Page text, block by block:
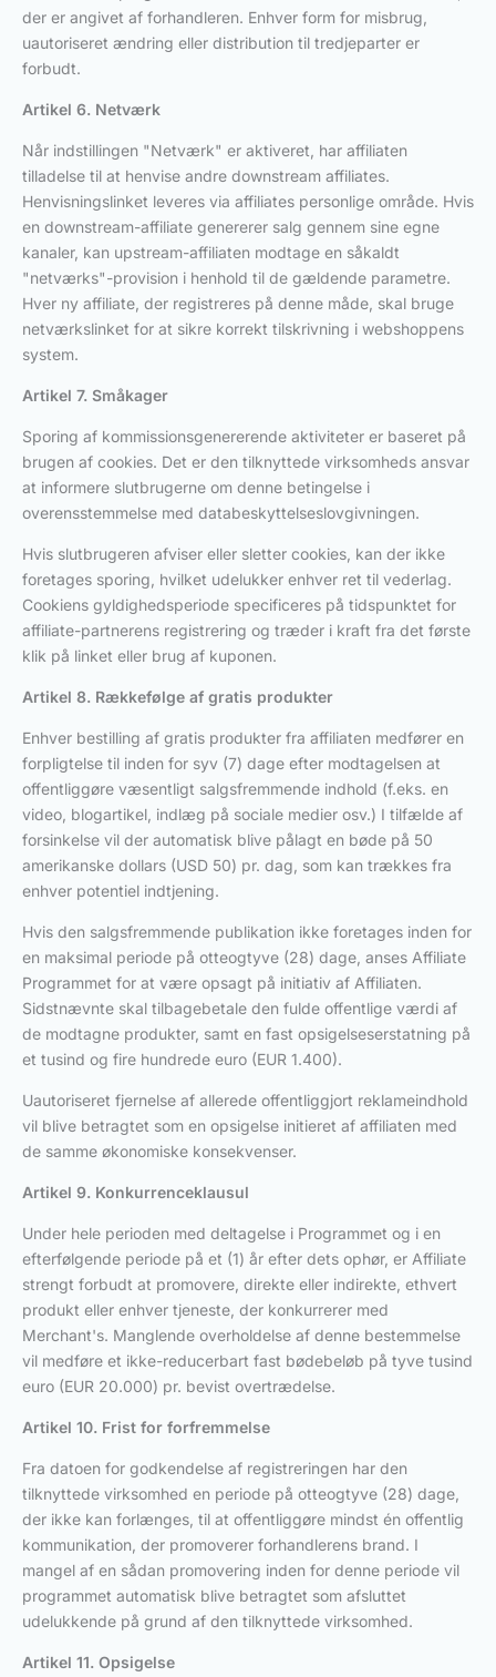
der er angivet af forhandleren. Enhver form for misbrug,
uautoriseret ændring eller distribution til tredjeparter er
forbudt.
Artikel 6. Netværk
Når indstillingen "Netværk" er aktiveret, har affiliaten
tilladelse til at henvise andre downstream affiliates.
Henvisningslinket leveres via affiliates personlige område. Hvis
en downstream-affiliate genererer salg gennem sine egne
kanaler, kan upstream-affiliaten modtage en såkaldt
"netværks"-provision i henhold til de gældende parametre.
Hver ny affiliate, der registreres på denne måde, skal bruge
netværkslinket for at sikre korrekt tilskrivning i webshoppens
system.
Artikel 7. Småkager
Sporing af kommissionsgenererende aktiviteter er baseret på
brugen af cookies. Det er den tilknyttede virksomheds ansvar
at informere slutbrugerne om denne betingelse i
overensstemmelse med databeskyttelseslovgivningen.
Hvis slutbrugeren afviser eller sletter cookies, kan der ikke
foretages sporing, hvilket udelukker enhver ret til vederlag.
Cookiens gyldighedsperiode specificeres på tidspunktet for
affiliate-partnerens registrering og træder i kraft fra det første
klik på linket eller brug af kuponen.
Artikel 8. Rækkefølge af gratis produkter
Enhver bestilling af gratis produkter fra affiliaten medfører en
forpligtelse til inden for syv (7) dage efter modtagelsen at
offentliggøre væsentligt salgsfremmende indhold (f.eks. en
video, blogartikel, indlæg på sociale medier osv.) I tilfælde af
forsinkelse vil der automatisk blive pålagt en bøde på 50
amerikanske dollars (USD 50) pr. dag, som kan trækkes fra
enhver potentiel indtjening.
Hvis den salgsfremmende publikation ikke foretages inden for
en maksimal periode på otteogtyve (28) dage, anses Affiliate
Programmet for at være opsagt på initiativ af Affiliaten.
Sidstnævnte skal tilbagebetale den fulde offentlige værdi af
de modtagne produkter, samt en fast opsigelseserstatning på
et tusind og fire hundrede euro (EUR 1.400).
Uautoriseret fjernelse af allerede offentliggjort reklameindhold
vil blive betragtet som en opsigelse initieret af affiliaten med
de samme økonomiske konsekvenser.
Artikel 9. Konkurrenceklausul
Under hele perioden med deltagelse i Programmet og i en
efterfølgende periode på et (1) år efter dets ophør, er Affiliate
strengt forbudt at promovere, direkte eller indirekte, ethvert
produkt eller enhver tjeneste, der konkurrerer med
Merchant's. Manglende overholdelse af denne bestemmelse
vil medføre et ikke-reducerbart fast bødebeløb på tyve tusind
euro (EUR 20.000) pr. bevist overtrædelse.
Artikel 10. Frist for forfremmelse
Fra datoen for godkendelse af registreringen har den
tilknyttede virksomhed en periode på otteogtyve (28) dage,
der ikke kan forlænges, til at offentliggøre mindst én offentlig
kommunikation, der promoverer forhandlerens brand. I
mangel af en sådan promovering inden for denne periode vil
programmet automatisk blive betragtet som afsluttet
udelukkende på grund af den tilknyttede virksomhed.
Artikel 11. Opsigelse